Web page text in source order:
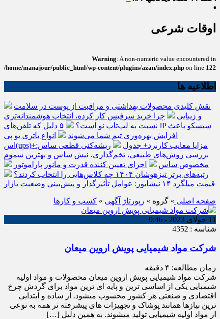
اوقات شرعی
Warning: A non-numeric value encountered in
/home/manajour/public_html/wp-content/plugins/azan/index.php on line 122
اطلاعیه ها
نقش کلیدی محصولات بهداشتی و مراقبت از پوست در سلامت
و زیبایی
چرا خرید سرفیس کار کرده، انتخاب هوشمندانه‌تری
نسبت به لپ‌تاپ نو است؟
۵ دلیل که تلفن‌های IP سیسکو باعث
افزایش بهره‌وری تیم شما می‌شوند
انواع باتری یو پی
اس(ups)+مزایا معایب کاربرد+ جدول
ریشه‌کنی قطعی ساس:
بررسی روش‌های طبیعی، تخم‌گذاری، نیش ساس و بهترین سموم
مخصوص ساس
اجزای تعیین کننده قدرت و مانور پاراموتور
رتبه‌های برتر تیزهوشان ۱۴۰۴ چه کلاس‌هایی را انتخاب کردند؟
قیمت میلگرد ۱۴ نیشابور: عوامل تأثیرگذار و پیش‌بینی وضعیت بازار
صفحه اصلی » گروه » رپورتاژ آگهی » کسب و کارها
11 جولای 2023 - 9:46
شناسه : 4352
شرکت مواد شیمیایی پویش اروین میعان
زمان مطالعه: ۴ دقیقه
شرکت مواد شیمیایی پویش اروین میعان محصولات و مواد اولیه
شیمیایی یکی از اساسی ترین و پایه ای ترین مواد برای گردش چرخ
اقتصادی و صنعتی هر کشور محسوب میشود. از ساده و ابتدایی
ترین نیازها همانند پوشاک و تجهیزات های پیشرفته تر همه به نوعی
از مواد اولیه شیمیایی تولید میشوند. به همین دلیل […]